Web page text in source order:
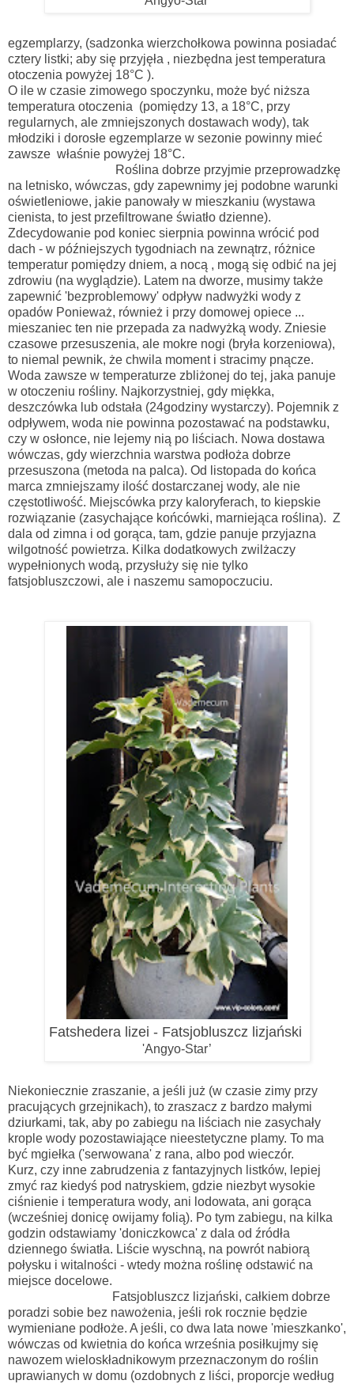
egzemplarzy, (sadzonka wierzchołkowa powinna posiadać
cztery listki; aby się przyjęła , niezbędna jest temperatura
otoczenia powyżej 18°C ).
O ile w czasie zimowego spoczynku, może być niższa
temperatura otoczenia (pomiędzy 13, a 18°C, przy
regularnych, ale zmniejszonych dostawach wody), tak
młodziki i dorosłe egzemplarze w sezonie powinny mieć
zawsze właśnie powyżej 18°C.
Roślina dobrze przyjmie przeprowadzkę
na letnisko, wówczas, gdy zapewnimy jej podobne warunki
oświetleniowe, jakie panowały w mieszkaniu (wystawa
cienista, to jest przefiltrowane światło dzienne).
Zdecydowanie pod koniec sierpnia powinna wrócić pod
dach - w późniejszych tygodniach na zewnątrz, różnice
temperatur pomiędzy dniem, a nocą , mogą się odbić na jej
zdrowiu (na wyglądzie). Latem na dworze, musimy także
zapewnić 'bezproblemowy' odpływ nadwyżki wody z
opadów Ponieważ, również i przy domowej opiece ...
mieszaniec ten nie przepada za nadwyżką wody. Zniesie
czasowe przesuszenia, ale mokre nogi (bryła korzeniowa),
to niemal pewnik, że chwila moment i stracimy pnącze.
Woda zawsze w temperaturze zbliżonej do tej, jaka panuje
w otoczeniu rośliny. Najkorzystniej, gdy miękka,
deszczówka lub odstała (24godziny wystarczy). Pojemnik z
odpływem, woda nie powinna pozostawać na podstawku,
czy w osłonce, nie lejemy nią po liściach. Nowa dostawa
wówczas, gdy wierzchnia warstwa podłoża dobrze
przesuszona (metoda na palca). Od listopada do końca
marca zmniejszamy ilość dostarczanej wody, ale nie
częstotliwość. Miejscówka przy kaloryferach, to kiepskie
rozwiązanie (zasychające końcówki, marniejąca roślina). Z
dala od zimna i od gorąca, tam, gdzie panuje przyjazna
wilgotność powietrza. Kilka dodatkowych zwilżaczy
wypełnionych wodą, przysłuży się nie tylko
fatsjobluszczowi, ale i naszemu samopoczuciu.
Fatshedera lizei - Fatsjobluszcz lizjański
'Angyo-Star’
Niekoniecznie zraszanie, a jeśli już (w czasie zimy przy
pracujących grzejnikach), to zraszacz z bardzo małymi
dziurkami, tak, aby po zabiegu na liściach nie zasychały
krople wody pozostawiające nieestetyczne plamy. To ma
być mgiełka ('serwowana' z rana, albo pod wieczór.
Kurz, czy inne zabrudzenia z fantazyjnych listków, lepiej
zmyć raz kiedyś pod natryskiem, gdzie niezbyt wysokie
ciśnienie i temperatura wody, ani lodowata, ani gorąca
(wcześniej donicę owijamy folią). Po tym zabiegu, na kilka
godzin odstawiamy 'doniczkowca' z dala od źródła
dziennego światła. Liście wyschną, na powrót nabiorą
połysku i witalności - wtedy można roślinę odstawić na
miejsce docelowe.
Fatsjobluszcz lizjański, całkiem dobrze
poradzi sobie bez nawożenia, jeśli rok rocznie będzie
wymieniane podłoże. A jeśli, co dwa lata nowe 'mieszkanko',
wówczas od kwietnia do końca września posiłkujmy się
nawozem wieloskładnikowym przeznaczonym do roślin
uprawianych w domu (ozdobnych z liści, proporcje według